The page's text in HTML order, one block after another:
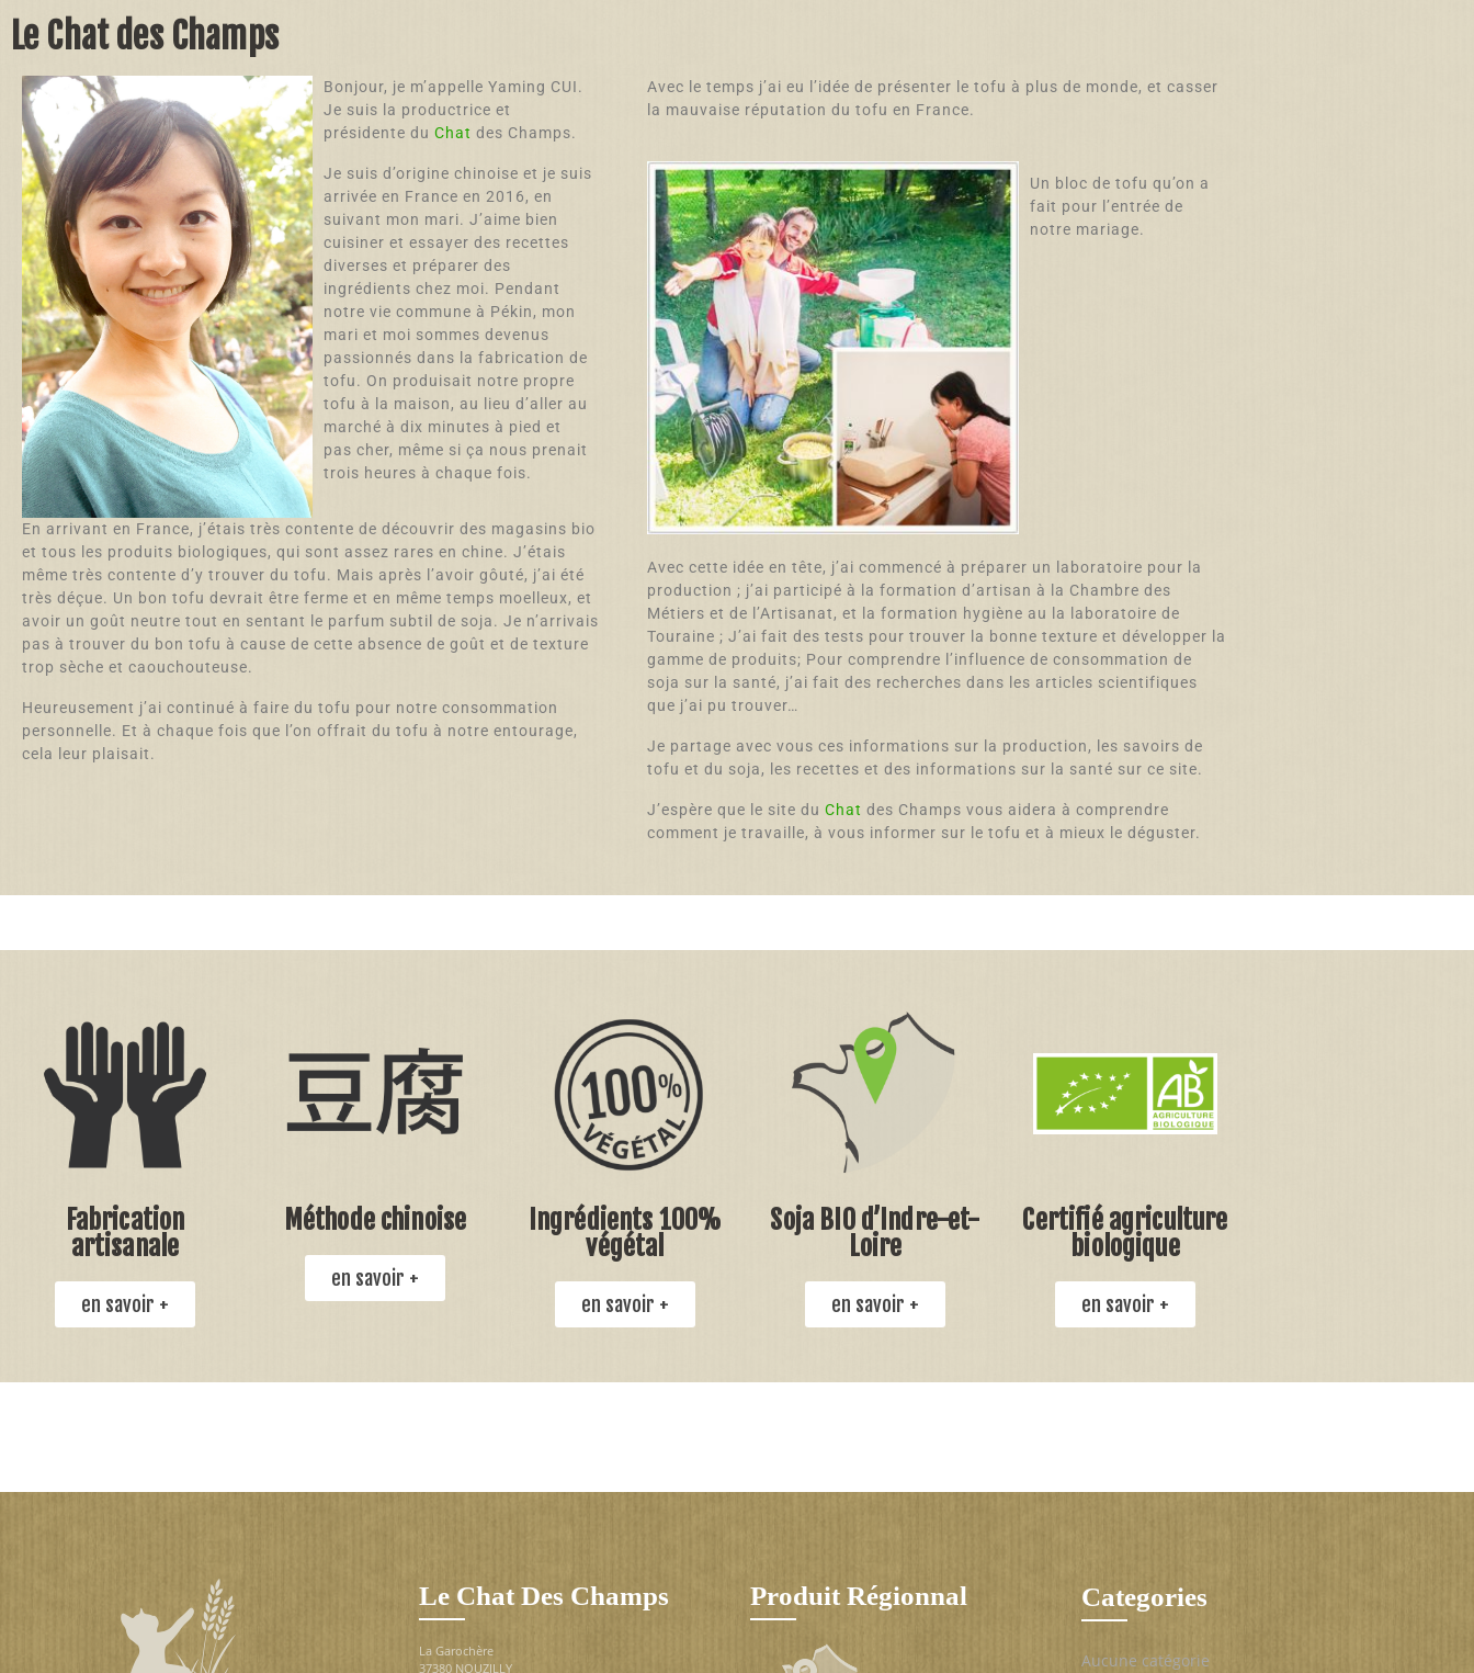
Le Chat des Champs
Bonjour, je m’appelle Yaming CUI.
Je suis la productrice et
présidente du Chat des Champs.
Je suis d’origine chinoise et je suis
arrivée en France en 2016, en
suivant mon mari. J’aime bien
cuisiner et essayer des recettes
diverses et préparer des
ingrédients chez moi. Pendant
notre vie commune à Pékin, mon
mari et moi sommes devenus
passionnés dans la fabrication de
tofu. On produisait notre propre
tofu à la maison, au lieu d’aller au
marché à dix minutes à pied et
pas cher, même si ça nous prenait
trois heures à chaque fois.
En arrivant en France, j’étais très contente de découvrir des magasins bio
et tous les produits biologiques, qui sont assez rares en chine. J’étais
même très contente d’y trouver du tofu. Mais après l’avoir gôuté, j’ai été
très déçue. Un bon tofu devrait être ferme et en même temps moelleux, et
avoir un goût neutre tout en sentant le parfum subtil de soja. Je n’arrivais
pas à trouver du bon tofu à cause de cette absence de goût et de texture
trop sèche et caouchouteuse.
Heureusement j’ai continué à faire du tofu pour notre consommation
personnelle. Et à chaque fois que l’on offrait du tofu à notre entourage,
cela leur plaisait.
Avec le temps j’ai eu l’idée de présenter le tofu à plus de monde, et casser
la mauvaise réputation du tofu en France.
Un bloc de tofu qu’on a
fait pour l’entrée de
notre mariage.
Avec cette idée en tête, j’ai commencé à préparer un laboratoire pour la
production ; j’ai participé à la formation d’artisan à la Chambre des
Métiers et de l’Artisanat, et la formation hygiène au la laboratoire de
Touraine ; J’ai fait des tests pour trouver la bonne texture et développer la
gamme de produits; Pour comprendre l’influence de consommation de
soja sur la santé, j’ai fait des recherches dans les articles scientifiques
que j’ai pu trouver…
Je partage avec vous ces informations sur la production, les savoirs de
tofu et du soja, les recettes et des informations sur la santé sur ce site.
J’espère que le site du Chat des Champs vous aidera à comprendre
comment je travaille, à vous informer sur le tofu et à mieux le déguster.
Fabrication
artisanale
en savoir +
Méthode chinoise
en savoir +
Ingrédients 100%
végétal
en savoir +
Soja BIO d’Indre-et-
Loire
en savoir +
Certifié agriculture
biologique
en savoir +
Le Chat Des Champs
La Garochère
37380 NOUZILLY
Produit Régionnal Categories
Aucune catégorie